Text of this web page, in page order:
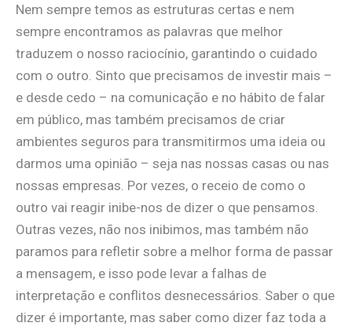
Nem sempre temos as estruturas certas e nem
sempre encontramos as palavras que melhor
traduzem o nosso raciocínio, garantindo o cuidado
com o outro. Sinto que precisamos de investir mais –
e desde cedo – na comunicação e no hábito de falar
em público, mas também precisamos de criar
ambientes seguros para transmitirmos uma ideia ou
darmos uma opinião – seja nas nossas casas ou nas
nossas empresas. Por vezes, o receio de como o
outro vai reagir inibe-nos de dizer o que pensamos.
Outras vezes, não nos inibimos, mas também não
paramos para refletir sobre a melhor forma de passar
a mensagem, e isso pode levar a falhas de
interpretação e conflitos desnecessários. Saber o que
dizer é importante, mas saber como dizer faz toda a